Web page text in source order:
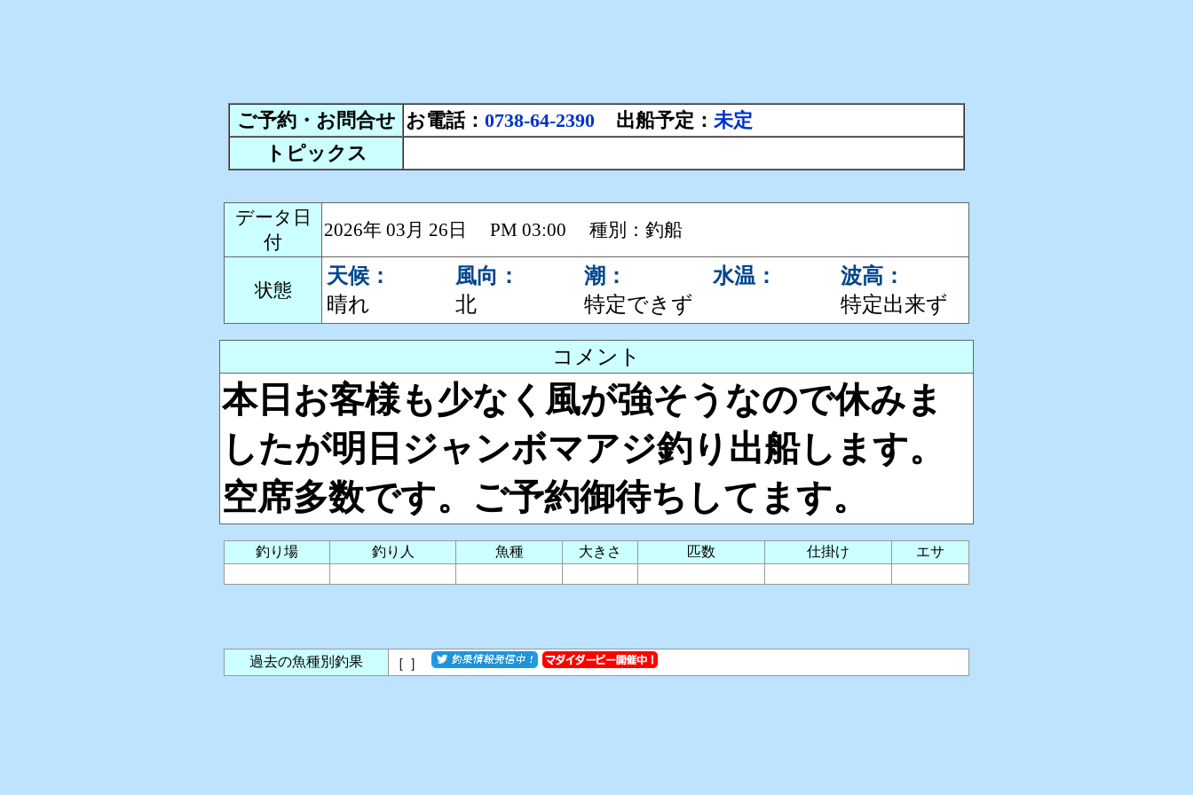
ご予約・お問合せ お電話： 0738-64-2390 出船予定： 未定
トピックス
データ日
付
2026年 03月 26日 PM 03:00 種別：釣船
状態
天候：
晴れ
風向：
北
潮：
特定できず
水温：
波高：
特定出来ず
コメント
本日お客様も少なく風が強そうなので休みま
したが明日ジャンボマアジ釣り出船します。
空席多数です。ご予約御待ちしてます。
釣り場 釣り人 魚種 大きさ 匹数 仕掛け エサ
過去の魚種別釣果 ［ ］